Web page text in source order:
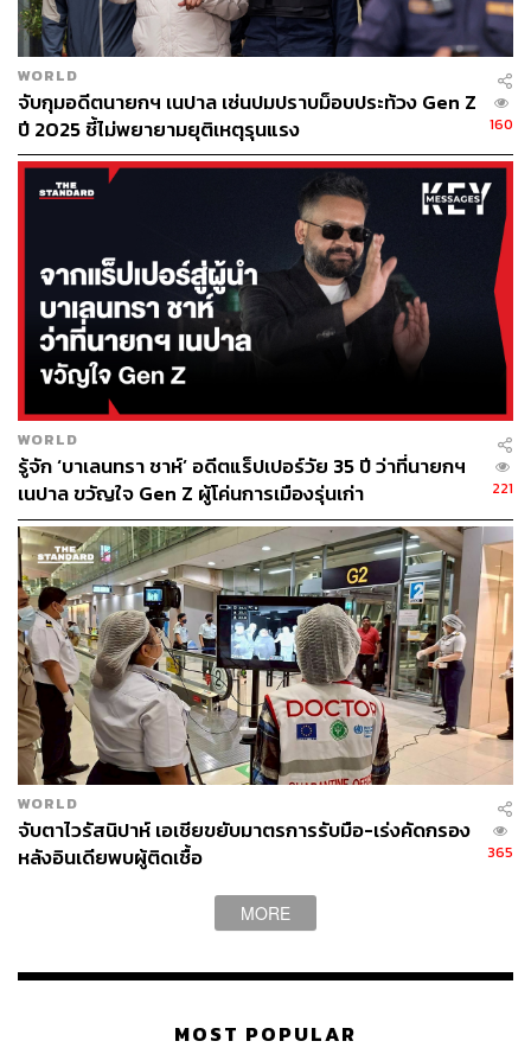
564
ABOUT THE AUTHOR
ณรงค์กร มโนจันทร์เพ็ญ
Content Creator กองบรรณาธิการข่าว THE
WORLD
จับกุมอดีตนายกฯ เนปาล เซ่นปมปราบม็อบประท้วง Gen Z
ปี 2025 ชี้ไม่พยายามยุติเหตุรุนแรง
160
WORLD
รู้จัก ‘บาเลนทรา ชาห์’ อดีตแร็ปเปอร์วัย 35 ปี ว่าที่นายกฯ
เนปาล ขวัญใจ Gen Z ผู้โค่นการเมืองรุ่นเก่า
221
WORLD
จับตาไวรัสนิปาห์ เอเชียขยับมาตรการรับมือ-เร่งคัดกรอง
หลังอินเดียพบผู้ติดเชื้อ
365
MORE
MOST POPULAR